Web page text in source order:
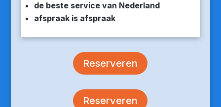
de beste service van Nederland
afspraak is afspraak
Reserveren
Reserveren